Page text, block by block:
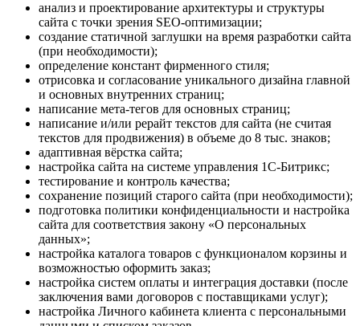
анализ и проектирование архитектуры и структуры
сайта с точки зрения SEO-оптимизации;
создание статичной заглушки на время разработки сайта
(при необходимости);
определение констант фирменного стиля;
отрисовка и согласование уникального дизайна главной
и основных внутренних страниц;
написание мета-тегов для основных страниц;
написание и/или рерайт текстов для сайта (не считая
текстов для продвижения) в объеме до 8 тыс. знаков;
адаптивная вёрстка сайта;
настройка сайта на системе управления 1С-Битрикс;
тестирование и контроль качества;
сохранение позиций старого сайта (при необходимости);
подготовка политики конфиденциальности и настройка
сайта для соответствия закону «О персональных
данных»;
настройка каталога товаров с функционалом корзины и
возможностью оформить заказ;
настройка систем оплаты и интеграция доставки (после
заключения вами договоров с поставщиками услуг);
настройка Личного кабинета клиента с персональными